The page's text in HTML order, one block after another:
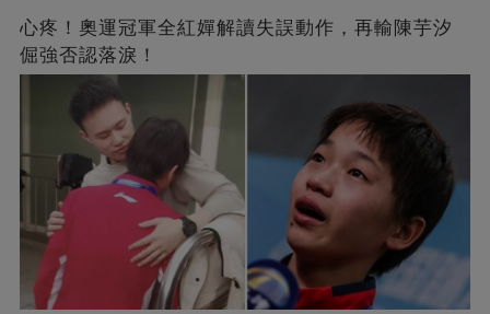
心疼！奧運冠軍全紅嬋解讀失誤動作，再輸陳芋汐
倔強否認落淚！